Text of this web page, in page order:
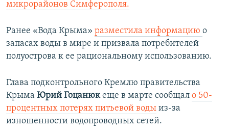
микрорайонов Симферополя.
Ранее «Вода Крыма» разместила информацию о
запасах воды в мире и призвала потребителей
полуострова к ее рациональному использованию.
Глава подконтрольного Кремлю правительства
Крыма Юрий Гоцанюкеще в марте сообщал о 50-
процентных потерях питьевой воды из-за
изношенности водопроводных сетей.